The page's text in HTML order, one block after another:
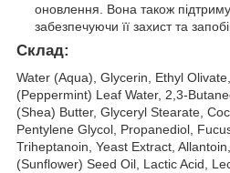
оновлення. Вона також
забезпечуючи її захист та
Склад:
Water (Aqua), Glycerin, Ethyl
(Peppermint) Leaf Water, 2,3-
(Shea) Butter, Glyceryl Stearate,
Pentylene Glycol, Propanediol,
Triheptanoin, Yeast Extract,
(Sunflower) Seed Oil, Lactic Acid,